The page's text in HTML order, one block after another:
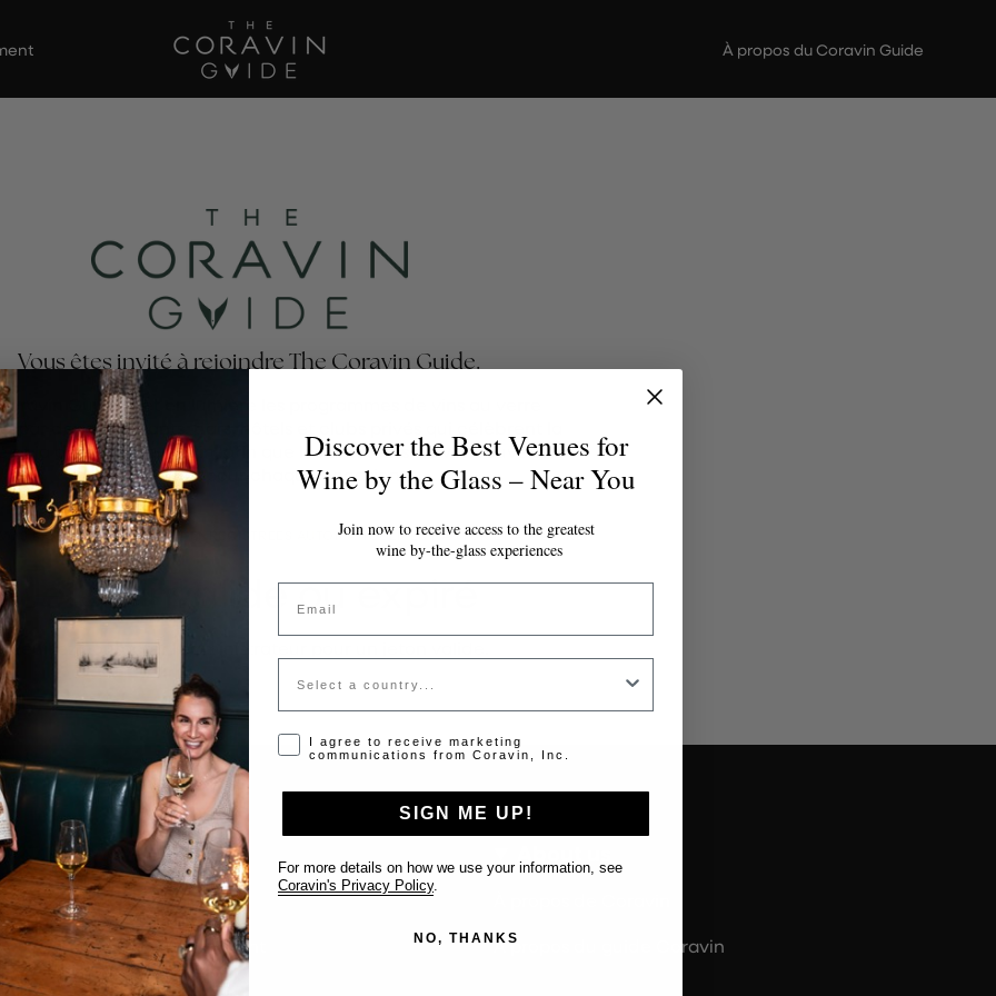
À propos du Coravin Guide
Vous êtes invité à rejoindre The Coravin Guide.
Guide met en lumière les programmes de vins au verre
par des restaurants, bars, hôtels et clubs privés qui célèbrent la
et la découverte du vin, afin que les amateurs de vin trouvent le
verre parfait pour chaque occasion.
VOS MODIFICATIONS SONT ENREGISTRÉES AUTOMATIQUEMENT AU FUR ET À MESURE.
Jeton invalide ou expiré
Veuillez contacter l'administrateur pour un jeton valide.
Support
Nous contacter
Inscrire votre établissement
FAQ
À propos du guide Coravin
Discover the Best Venues for
Wine by the Glass – Near You
Join now to receive access to the greatest
wine by-the-glass experiences
Email
Country
Opt-in disclaimer
I agree to receive marketing
communications from Coravin, Inc.
SIGN ME UP!
For more details on how we use your information, see
Coravin's Privacy Policy
NO, THANKS